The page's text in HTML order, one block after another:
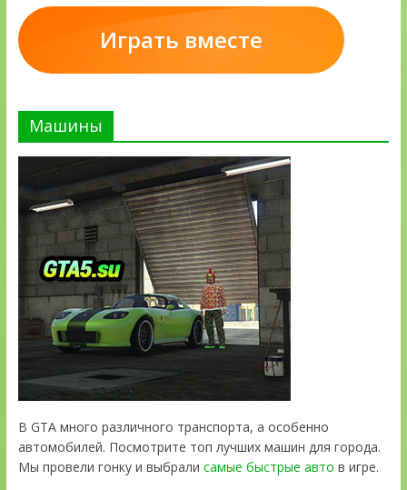
Играть вместе
Машины
В GTA много различного транспорта, а особенно
автомобилей. Посмотрите топ лучших машин для города.
Мы провели гонку и выбрали самые быстрые авто в игре.